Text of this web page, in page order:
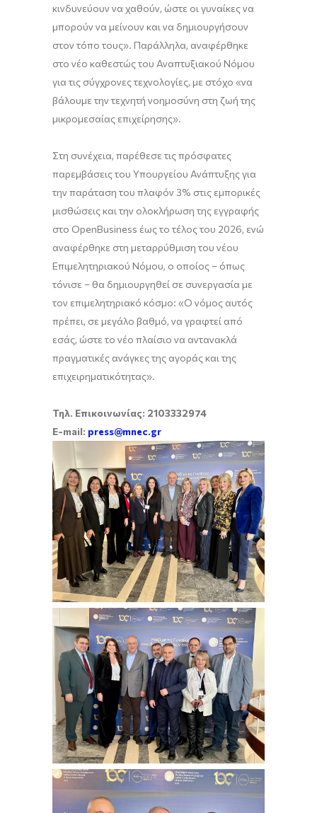
κινδυνεύουν να χαθούν, ώστε οι γυναίκες να
μπορούν να μείνουν και να δημιουργήσουν
στον τόπο τους». Παράλληλα, αναφέρθηκε
στο νέο καθεστώς του Αναπτυξιακού Νόμου
για τις σύγχρονες τεχνολογίες, με στόχο «να
βάλουμε την τεχνητή νοημοσύνη στη ζωή της
μικρομεσαίας επιχείρησης».
Στη συνέχεια, παρέθεσε τις πρόσφατες
παρεμβάσεις του Υπουργείου Ανάπτυξης για
την παράταση του πλαφόν 3% στις εμπορικές
μισθώσεις και την ολοκλήρωση της εγγραφής
στο OpenBusiness έως το τέλος του 2026, ενώ
αναφέρθηκε στη μεταρρύθμιση του νέου
Επιμελητηριακού Νόμου, ο οποίος – όπως
τόνισε – θα δημιουργηθεί σε συνεργασία με
τον επιμελητηριακό κόσμο: «Ο νόμος αυτός
πρέπει, σε μεγάλο βαθμό, να γραφτεί από
εσάς, ώστε το νέο πλαίσιο να αντανακλά
πραγματικές ανάγκες της αγοράς και της
επιχειρηματικότητας».
Τηλ. Επικοινωνίας: 2103332974
E-mail: press@mnec.gr